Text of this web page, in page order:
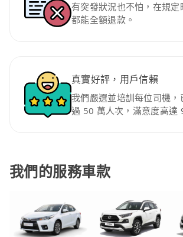
有突發狀況也不怕，在規定
都能全額退款。
真實好評，用戶信賴
我們嚴選並培訓每位司機，
過 50 萬人次，滿意度高達
我們的服務車款